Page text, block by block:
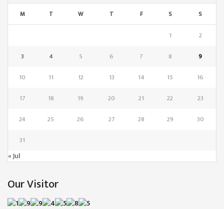
M T W T F S S
1
2
3
4 5 6 7 8
9
10
11 12 13 14 15
16
17
18 19 20 21 22
23
24
25 26 27 28 29
30
31
« Jul
Our Visitor